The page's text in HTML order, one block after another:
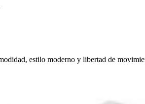
estilo moderno y libertad de